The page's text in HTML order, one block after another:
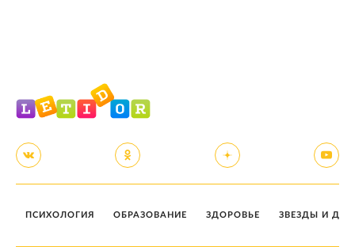
ПСИХОЛОГИЯ ОБРАЗОВАНИЕ ЗДОРОВЬЕ ЗВЕЗДЫ И